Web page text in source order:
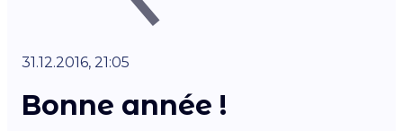
31.12.2016, 21:05
Bonne année !